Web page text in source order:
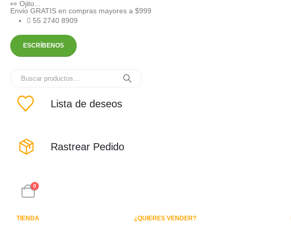
👀 Ojito...
Envio GRATIS en compras mayores a $999
55 2740 8909
ESCRÍBENOS
Lista de deseos
Rastrear Pedido
0
TIENDA ¿QUIERES VENDER?